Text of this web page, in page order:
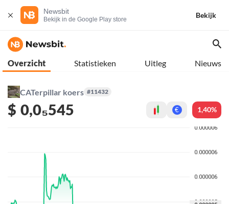
Newsbit
Bekijk in de Google Play store
Bekijk
Overzicht Statistieken Uitleg Nieuws
CATerpillar koers #11432
$ 0,0₅545 € 1,40%